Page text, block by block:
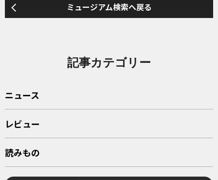
ミュージアム検索へ戻る
記事カテゴリー
ニュース
レビュー
読みもの